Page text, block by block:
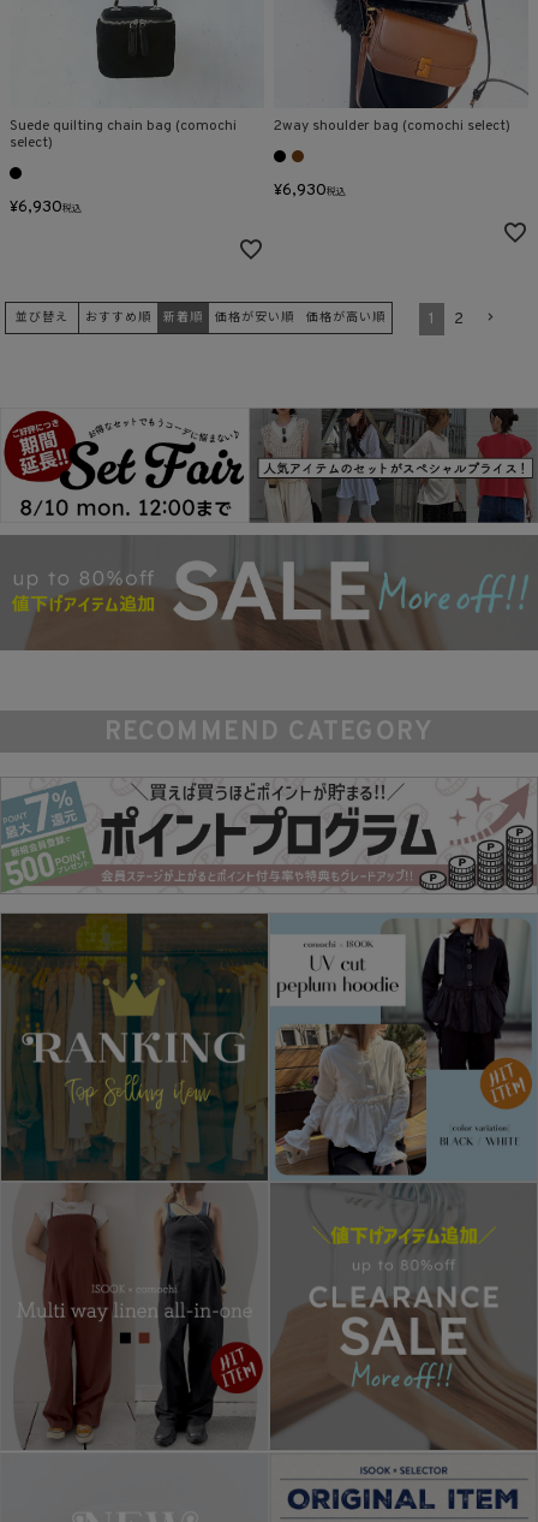
Suede quilting chain bag (comochi
select)
¥6,930税込
2way shoulder bag (comochi select)
¥6,930税込
並び替え おすすめ順 新着順 価格が安い順 価格が高い順 1 2
RECOMMEND CATEGORY